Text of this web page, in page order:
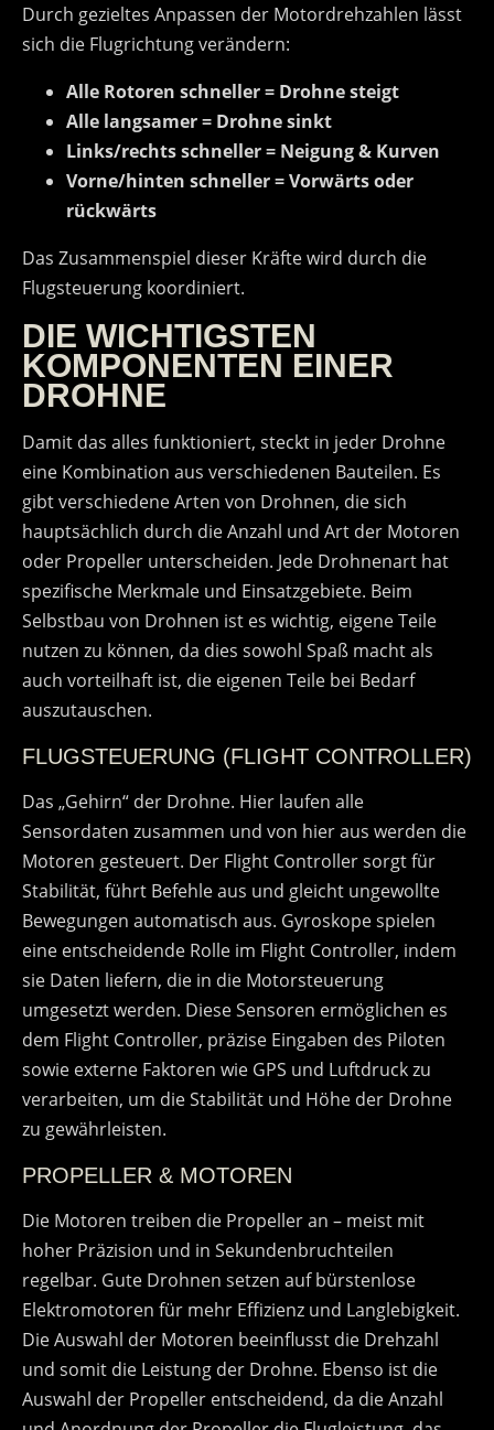
Durch gezieltes Anpassen der Motordrehzahlen lässt
sich die Flugrichtung verändern:
Alle Rotoren schneller = Drohne steigt
Alle langsamer = Drohne sinkt
Links/rechts schneller = Neigung & Kurven
Vorne/hinten schneller = Vorwärts oder
rückwärts
Das Zusammenspiel dieser Kräfte wird durch die
Flugsteuerung koordiniert.
DIE WICHTIGSTEN
KOMPONENTEN EINER
DROHNE
Damit das alles funktioniert, steckt in jeder Drohne
eine Kombination aus verschiedenen Bauteilen. Es
gibt verschiedene Arten von Drohnen, die sich
hauptsächlich durch die Anzahl und Art der Motoren
oder Propeller unterscheiden. Jede Drohnenart hat
spezifische Merkmale und Einsatzgebiete. Beim
Selbstbau von Drohnen ist es wichtig, eigene Teile
nutzen zu können, da dies sowohl Spaß macht als
auch vorteilhaft ist, die eigenen Teile bei Bedarf
auszutauschen.
FLUGSTEUERUNG (FLIGHT CONTROLLER)
Das „Gehirn“ der Drohne. Hier laufen alle
Sensordaten zusammen und von hier aus werden die
Motoren gesteuert. Der Flight Controller sorgt für
Stabilität, führt Befehle aus und gleicht ungewollte
Bewegungen automatisch aus. Gyroskope spielen
eine entscheidende Rolle im Flight Controller, indem
sie Daten liefern, die in die Motorsteuerung
umgesetzt werden. Diese Sensoren ermöglichen es
dem Flight Controller, präzise Eingaben des Piloten
sowie externe Faktoren wie GPS und Luftdruck zu
verarbeiten, um die Stabilität und Höhe der Drohne
zu gewährleisten.
PROPELLER & MOTOREN
Die Motoren treiben die Propeller an – meist mit
hoher Präzision und in Sekundenbruchteilen
regelbar. Gute Drohnen setzen auf bürstenlose
Elektromotoren für mehr Effizienz und Langlebigkeit.
Die Auswahl der Motoren beeinflusst die Drehzahl
und somit die Leistung der Drohne. Ebenso ist die
Auswahl der Propeller entscheidend, da die Anzahl